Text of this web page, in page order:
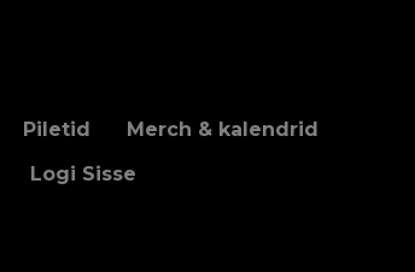
Piletid
Merch & kalendrid
Logi Sisse